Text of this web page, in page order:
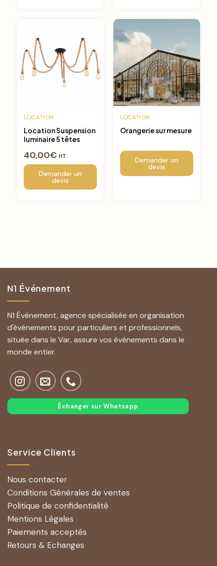
LOCATION
Location Suspension
luminaire 5 têtes
40,00€ HT
Demander un
devis
LOCATION
Orangerie sur mesure
Demander un
devis
N1 Événement
N1 Événement, agence spécialisée en organisation
d'événements pour particuliers et professionnels,
située dans le Var, assure vos événements dans le
monde entier.
Échanger sur Whatsapp
Service Clients
Nous contacter
Conditions Générales de ventes
Politique de confidentialité
Mentions Légales
Paiements acceptés
Retours & Echanges